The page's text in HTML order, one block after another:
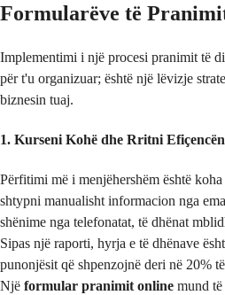
Formularëve të
Implementimi i një procesi pranimit të
për t'u organizuar; është një lëvizje
biznesin tuaj.
1. Kurseni Kohë dhe Rritni Efiçencën
Përfitimi më i menjëhershëm është
shtypni manualisht informacion nga
shënime nga telefonatat, të dhënat
Sipas një raporti, hyrja e të dhënave
punonjësit që shpenzojnë deri në 20%
Një formular pranimit online mund